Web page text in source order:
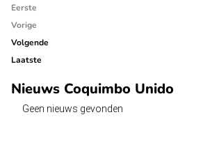
Eerste
Vorige
Volgende
Laatste
Nieuws Coquimbo Unido
Geen nieuws gevonden